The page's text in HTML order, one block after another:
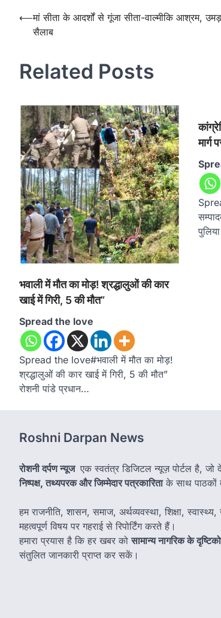
Post
navigation
⟵मां सीता के आदर्शों से गूंजा सीता-वाल्मीकि आश्रम,
सैलाब
Related Posts
भवाली में मौत का मोड़! श्रद्धालुओं की कार
खाई में गिरी, 5 की मौत”
Spread the love
Spread the love#भवाली में मौत का मोड़!
श्रद्धालुओं की कार खाई में गिरी, 5 की मौत”
रोशनी पांडे प्रधान…
मार्ग
Roshni Darpan News
रोशनी दर्पण न्यूज एक स्वतंत्र डिजिटल न्यूज़ पोर्टल है, जो
निष्पक्ष, तथ्यपरक और जिम्मेदार पत्रकारिताके साथ पाठकों
हम राजनीति, शासन, समाज, अर्थव्यवस्था, शिक्षा,
महत्वपूर्ण विषय पर गहराई से रिपोर्टिंग करते हैं।
हमारा प्रयास है कि हर खबर कोसामान्य नागरिक के
संतुलित जानकारी प्राप्त कर सकें।